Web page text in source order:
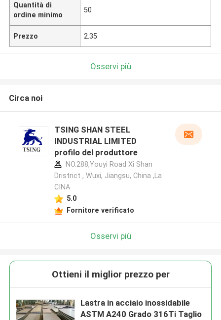
Quantità di
ordine minimo
50
Prezzo 2.35
Osservi più
Circa noi
TSING SHAN STEEL
INDUSTRIAL LIMITED
profilo del produttore
NO.288,Youyi Road Xi Shan
Dristrict , Wuxi, Jiangsu, China ,La
CINA
5.0
Fornitore verificato
Osservi più
Ottieni il miglior prezzo per
Lastra in acciaio inossidabile
ASTM A240 Grado 316Ti Taglio